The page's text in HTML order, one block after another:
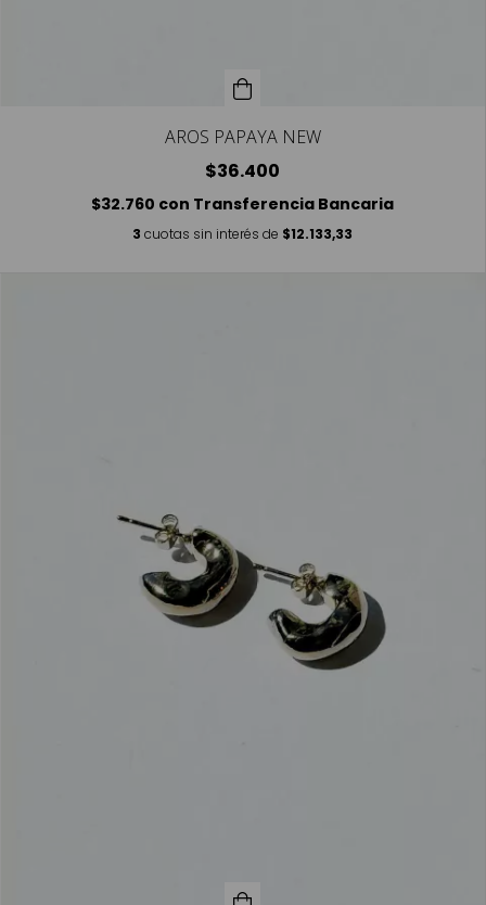
AROS PAPAYA NEW
$36.400
$32.760 con Transferencia Bancaria
3 cuotas sin interés de $12.133,33